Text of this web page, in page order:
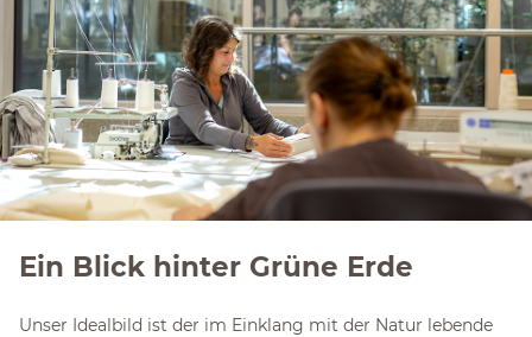
Ein Blick hinter Grüne Erde
Unser Idealbild ist der im Einklang mit der Natur lebende